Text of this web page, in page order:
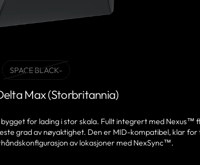
SPACE BLACK-
varianten
utsolgt
ikke
tilgjengelig
Max (Storbritannia)
for lading i stor skala. Fullt integrert med Nexus™
grad av nøyaktighet. Den er MID-kompatibel, klar for
av lokasjoner med NexSync™.